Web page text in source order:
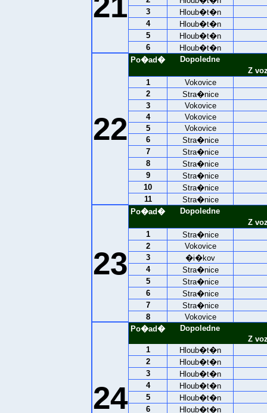
3
Hloub�t�n
4
Hloub�t�n
5
Hloub�t�n
6
Hloub�t�n
22
Po�ad�
Dopoledne
Z
1
Vokovice
2
Stra�nice
3
Vokovice
4
Vokovice
5
Vokovice
6
Stra�nice
7
Stra�nice
8
Stra�nice
9
Stra�nice
10
Stra�nice
11
Stra�nice
23
Po�ad�
Dopoledne
Z
1
Stra�nice
2
Vokovice
3
�i�kov
4
Stra�nice
5
Stra�nice
6
Stra�nice
7
Stra�nice
8
Vokovice
24
Po�ad�
Dopoledne
Z
1
Hloub�t�n
2
Hloub�t�n
3
Hloub�t�n
4
Hloub�t�n
5
Hloub�t�n
6
Hloub�t�n